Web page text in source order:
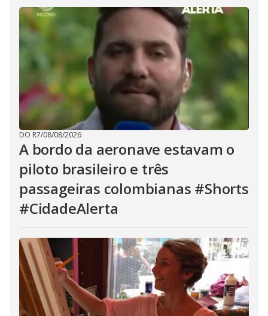
o
DO R7/08/08/2026
A bordo da aeronave estavam o
piloto brasileiro e três
passageiras colombianas #Shorts
#CidadeAlerta